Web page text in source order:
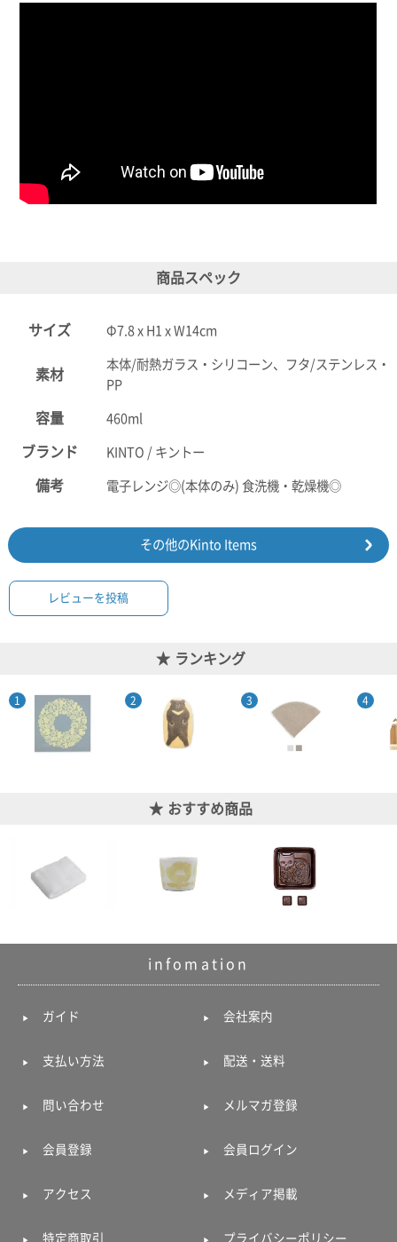
商品スペック
サイズ Φ7.8 x H1 x W14cm
素材
本体/耐熱ガラス・シリコーン、フタ/ステンレス・
PP
容量 460ml
ブランド KINTO / キントー
備考 電子レンジ◎(本体のみ) 食洗機・乾燥機◎
その他のKinto Items
レビューを投稿
ランキング
おすすめ商品
infomation
ガイド 会社案内
支払い方法 配送・送料
問い合わせ メルマガ登録
会員登録 会員ログイン
アクセス メディア掲載
特定商取引 プライバシーポリシー